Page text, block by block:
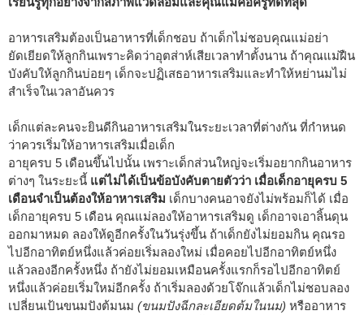
อาหารเสริมต้องเป็นอาหารที่เด็กชอบ ถ้าเด็กไม่ชอบคุณแม่อย่า
ยัดเยียดให้ลูกกินเพราะคิดว่าอุตส่าห์เสียเวลาทำตั้งนาน ถ้าคุณแม่ฝืน
บังคับให้ลูกกินบ่อยๆ เด็กจะปฏิเสธอาหารเสริมและทำให้หย่านมไม่
สำเร็จในเวลาอันควร
เด็กแต่ละคนจะยินดีกินอาหารเสริมในระยะเวลาที่ต่างกัน ที่กำหนด
ว่าควรเริ่มให้อาหารเสริมเมื่อเด็ก
อายุครบ 5 เดือนขึ้นไปนั้น เพราะเด็กส่วนใหญ่จะเริ่มอยากกินอาหาร
ต่างๆ ในระยะนี้ แต่ไม่ได้เป็นข้อบังคับตายตัวว่า เมื่อเด็กอายุครบ 5
เดือนจำเป็นต้องให้อาหารเสริม เด็กบางคนอาจยังไม่พร้อมก็ได้ เมื่อ
เด็กอายุครบ 5 เดือน คุณแม่ลองให้อาหารเสริมดู เด็กอาจเอาลิ้นดุน
ออกมาหมด ลองให้ดูอีกครั้งในวันรุ่งขึ้น ถ้าเด็กยังไม่ยอมกิน คุณรอ
ไปอีกอาทิตย์หนึ่งแล้วค่อยเริ่มลองใหม่ เมื่อคอยไปอีกอาทิตย์หนึ่ง
แล้วลองอีกครั้งหนึ่ง ถ้ายังไม่ยอมเหมือนครั้งแรกก็รอไปอีกอาทิตย์
หนึ่งแล้วค่อยเริ่มใหม่อีกครั้ง ถ้าเริ่มลองด้วยโจ๊กแล้วเด็กไม่ชอบลอง
เปลี่ยนเป้นขนมปังต้มนม (ขนมปังฉีกละเอียดต้มในนม) หรืออาหาร